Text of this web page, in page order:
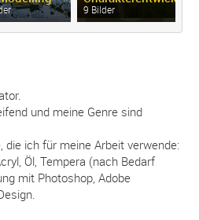
9 Bilder
und meine Genre sind
die ich für meine Arbeit verwende:
Öl, Tempera (nach Bedarf
mit Photoshop, Adobe